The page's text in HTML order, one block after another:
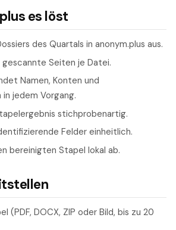
es löst
des Quartals in anonym.plus aus.
gescannte Seiten je Datei.
Namen, Konten und
jedem Vorgang.
stichprobenartig.
Felder einheitlich.
bereinigten Stapel lokal ab.
(PDF, DOCX, ZIP oder Bild, bis zu 20